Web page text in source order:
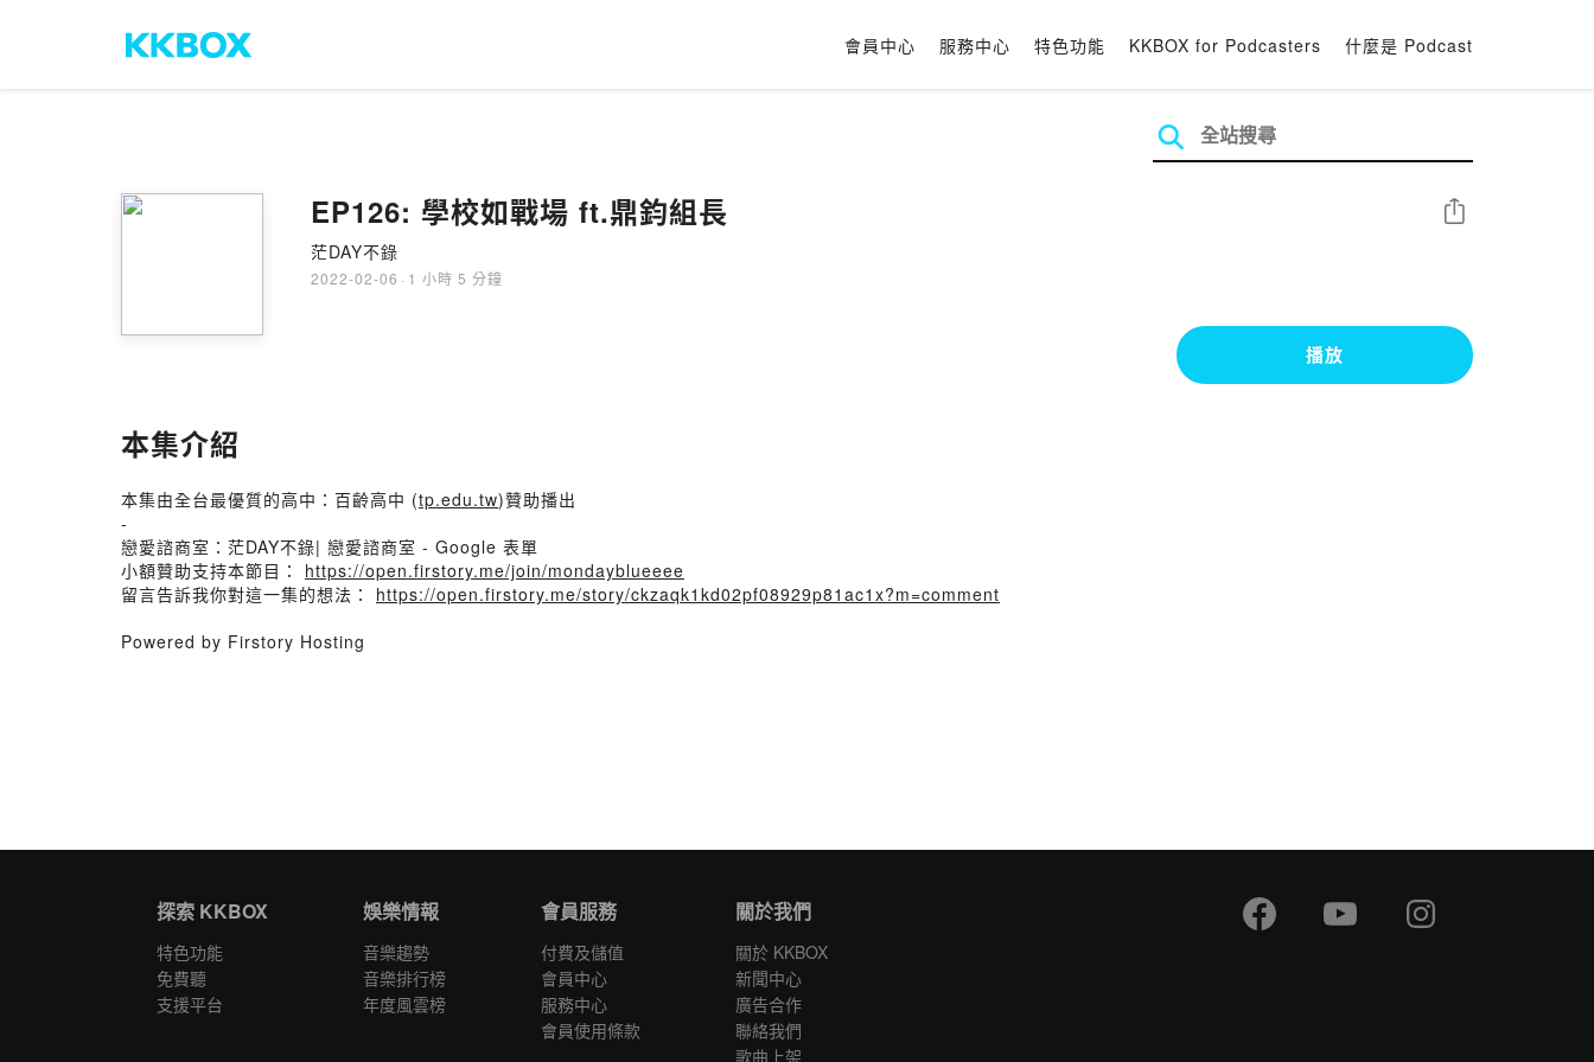
會員中心 服務中心 特色功能 KKBOX for Podcasters 什麼是 Podcast
EP126: 學校如戰場 ft.鼎鈞組長
茫DAY不錄
2022-02-06 · 1 小時 5 分鐘
分享
播放
本集介紹
本集由全台最優質的高中：百齡高中 (tp.edu.tw)贊助播出
-
戀愛諮商室：茫DAY不錄| 戀愛諮商室 - Google 表單
小額贊助支持本節目： https://open.firstory.me/join/mondayblueeee
留言告訴我你對這一集的想法： https://open.firstory.me/story/ckzaqk1kd02pf08929p81ac1x?m=comment
Powered by Firstory Hosting
探索 KKBOX
特色功能
免費聽
支援平台
娛樂情報
音樂趨勢
音樂排行榜
年度風雲榜
會員服務
付費及儲值
會員中心
服務中心
會員使用條款
關於我們
關於 KKBOX
新聞中心
廣告合作
聯絡我們
歌曲上架